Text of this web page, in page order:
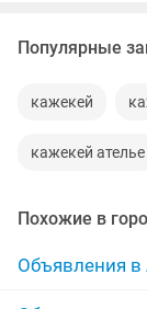
Популярные
кажекей
кажекей ателье
Похожие в
Объявления в